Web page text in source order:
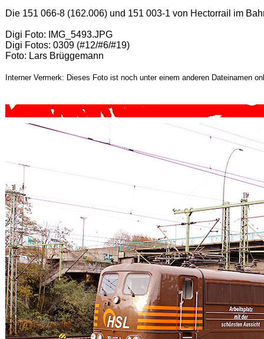
Die 151 066-8 (162.006) und 151 003-1 von Hectorrail im
Digi Foto: IMG_5493.JPG
Digi Fotos: 0309 (#12/#6/#19)
Foto: Lars Brüggemann
Interner Vermerk: Dieses Foto ist noch unter einem anderen Dateinamen